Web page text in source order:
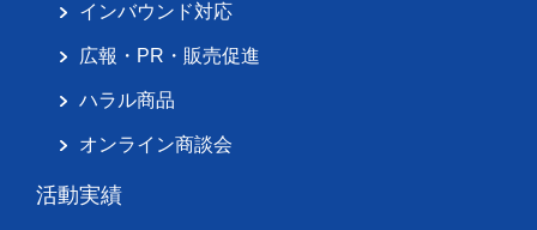
インバウンド対応
広報・PR・販売促進
ハラル商品
オンライン商談会
活動実績